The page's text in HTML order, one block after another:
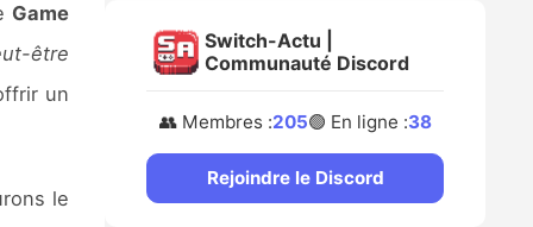
Game
être
un
le
Switch-Actu |
Communauté Discord
👥 Membres :205🟢 En ligne :38
Rejoindre le Discord